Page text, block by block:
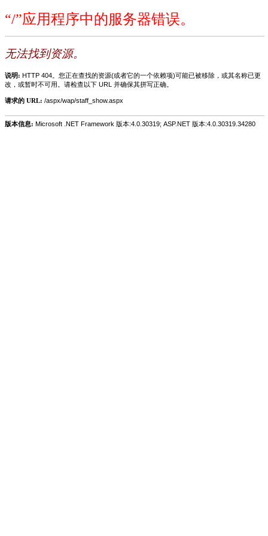
“/”应用程序中的服务器错误。
无法找到资源。
说明: HTTP 404。您正在查找的资源(或者它的一个依赖项)可能已被移除，或其名称已更
改，或暂时不可用。请检查以下 URL 并确保其拼写正确。
请求的 URL: /aspx/wap/staff_show.aspx
版本信息: Microsoft .NET Framework 版本:4.0.30319; ASP.NET 版本:4.0.30319.34280